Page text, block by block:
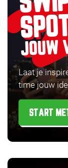
JOUW
Laat je
time jouw
START